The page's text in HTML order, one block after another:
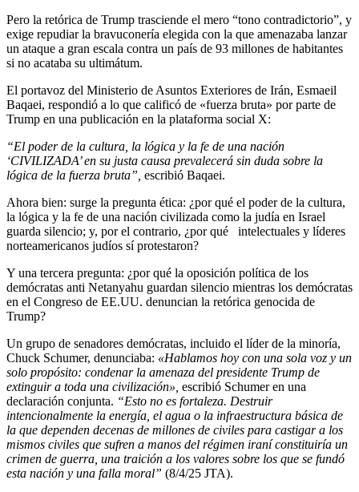
Pero la retórica de Trump trasciende el mero “tono contradictorio”, y
exige repudiar la bravuconería elegida con la que amenazaba lanzar
un ataque a gran escala contra un país de 93 millones de habitantes
si no acataba su ultimátum.
El portavoz del Ministerio de Asuntos Exteriores de Irán, Esmaeil
Baqaei, respondió a lo que calificó de «fuerza bruta» por parte de
Trump en una publicación en la plataforma social X:
“El poder de la cultura, la lógica y la fe de una nación
‘CIVILIZADA’ en su justa causa prevalecerá sin duda sobre la
lógica de la fuerza bruta”, escribió Baqaei.
Ahora bien: surge la pregunta ética: ¿por qué el poder de la cultura,
la lógica y la fe de una nación civilizada como la judía en Israel
guarda silencio; y, por el contrario, ¿por qué intelectuales y líderes
norteamericanos judíos sí protestaron?
Y una tercera pregunta: ¿por qué la oposición política de los
demócratas anti Netanyahu guardan silencio mientras los demócratas
en el Congreso de EE.UU. denuncian la retórica genocida de
Trump?
Un grupo de senadores demócratas, incluido el líder de la minoría,
Chuck Schumer, denunciaba: «Hablamos hoy con una sola voz y un
solo propósito: condenar la amenaza del presidente Trump de
extinguir a toda una civilización», escribió Schumer en una
declaración conjunta. “Esto no es fortaleza. Destruir
intencionalmente la energía, el agua o la infraestructura básica de
la que dependen decenas de millones de civiles para castigar a los
mismos civiles que sufren a manos del régimen iraní constituiría un
crimen de guerra, una traición a los valores sobre los que se fundó
esta nación y una falla moral” (8/4/25 JTA).